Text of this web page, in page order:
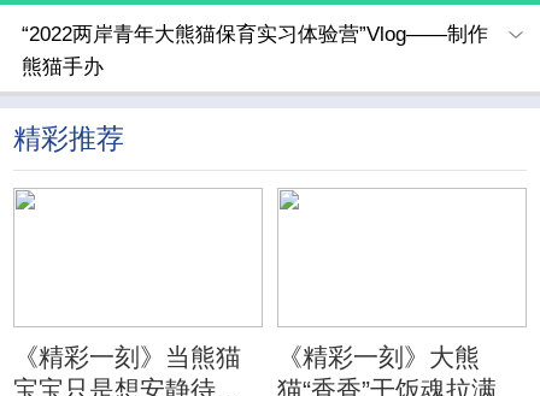
“2022两岸青年大熊猫保育实习体验营”Vlog——制作
熊猫手办
精彩推荐
《精彩一刻》当熊猫
宝宝只是想安静待会
《精彩一刻》大熊
猫“香香”干饭魂拉满